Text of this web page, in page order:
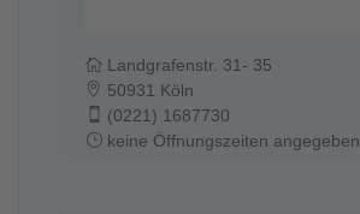
Landgrafenstr. 31- 35
50931 Köln
(0221) 1687730
keine Öffnungszeiten angegeben